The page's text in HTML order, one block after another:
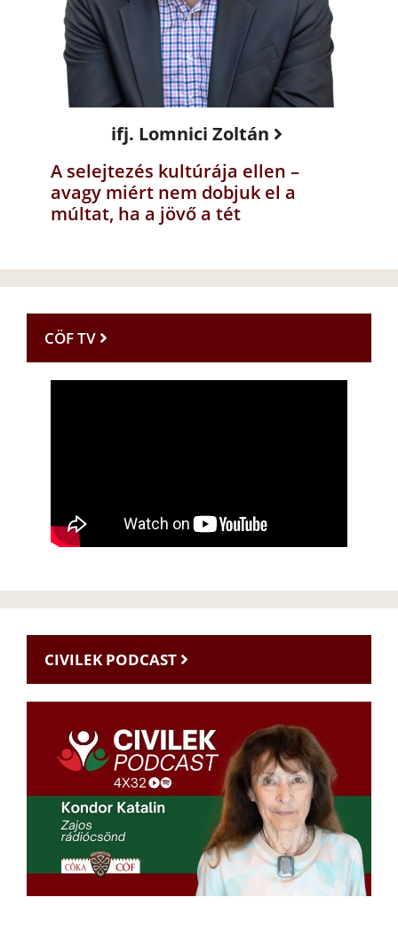
ifj. Lomnici Zoltán
A selejtezés kultúrája ellen –
avagy miért nem dobjuk el a
múltat, ha a jövő a tét
CÖF TV
CIVILEK PODCAST